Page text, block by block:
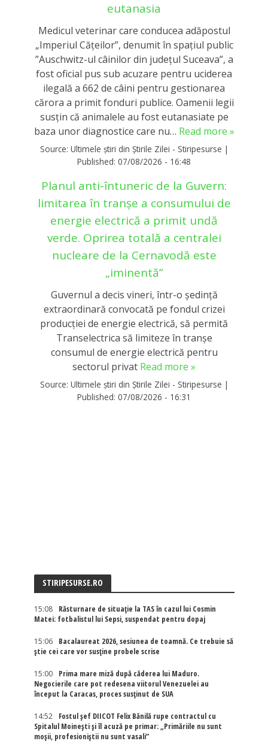
eutanasia
Medicul veterinar care conducea adăpostul
„Imperiul Căţeilor”, denumit în spaţiul public
”Auschwitz-ul câinilor din judeţul Suceava”, a
fost oficial pus sub acuzare pentru uciderea
ilegală a 662 de câini pentru gestionarea
cărora a primit fonduri publice. Oamenii legii
susțin că animalele au fost eutanasiate pe
baza unor diagnostice care nu… Read more »
Source: Ultimele știri din Știrile Zilei - Stiripesurse |
Published: 07/08/2026 - 16:48
Planul anti-întuneric de la Guvern:
limitarea în tranşe a consumului de
energie electrică a primit undă
verde. Oprirea totală a centralei
nucleare de la Cernavodă este
„iminentă”
Guvernul a decis vineri, într-o ședință
extraordinară convocată pe fondul crizei
producției de energie electrică, să permită
Transelectrica să limiteze în tranșe
consumul de energie electrică pentru
sectorul privat Read more »
Source: Ultimele știri din Știrile Zilei - Stiripesurse |
Published: 07/08/2026 - 16:31
STIRIPESURSE.RO
15:08
Răsturnare de situație la TAS în cazul lui Cosmin
Matei: fotbalistul lui Sepsi, suspendat pentru dopaj
15:06
Bacalaureat 2026, sesiunea de toamnă. Ce trebuie să
știe cei care vor susține probele scrise
15:00
Prima mare miză după căderea lui Maduro.
Negocierile care pot redesena viitorul Venezuelei au
început la Caracas, proces susținut de SUA
14:52
Fostul șef DIICOT Felix Bănilă rupe contractul cu
Spitalul Moinești și îl acuză pe primar: „Primăriile nu sunt
moșii, profesioniștii nu sunt vasali”